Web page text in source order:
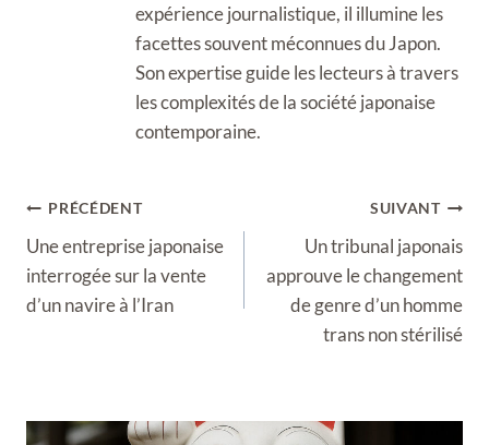
expérience journalistique, il illumine les
facettes souvent méconnues du Japon.
Son expertise guide les lecteurs à travers
les complexités de la société japonaise
contemporaine.
Navigation
de
l’article
PRÉCÉDENT
Une entreprise japonaise
interrogée sur la vente
d’un navire à l’Iran
SUIVANT
Un tribunal japonais
approuve le changement
de genre d’un homme
trans non stérilisé